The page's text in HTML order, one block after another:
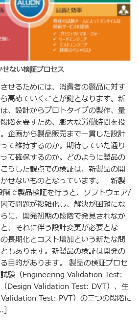
ない検証プロセス
せるためには、消費者の製品に対す
高めていくことが鍵となります。新
、設計からプロトタイプの製作、量
階を要すため、膨大な労働時間を投
企画から製品販売まで一貫した設計
て維持するのか。期待していた通り
て確保するのか。どのように製品の
うした観点での検証は、新製品の開
せないものとなっています。 新製
で製品検証を行うと、ソフトウェア/
で問題が複雑化し、解決が困難にな
に、開発初期の段階で発見されなか
、それに伴う設計変更が必要とな
長期化とコスト増加という新たな問
もあります。新製品の検証は開発の
目的があります。 製品の検証プロセ
験（Engineering Validation Test:
Design Validation Test: DVT）、生
Test: PVT）の三つの段階に